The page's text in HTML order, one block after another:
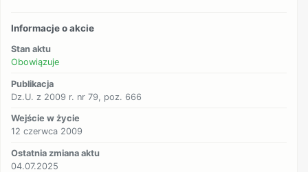
Informacje o akcie
Stan aktu
Obowiązuje
Publikacja
Dz.U. z 2009 r. nr 79, poz. 666
Wejście w życie
12 czerwca 2009
Ostatnia zmiana aktu
04.07.2025